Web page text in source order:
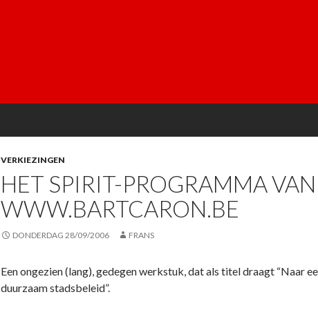
VERKIEZINGEN
HET SPIRIT-PROGRAMMA VAN
WWW.BARTCARON.BE
DONDERDAG 28/09/2006 FRANS
Een ongezien (lang), gedegen werkstuk, dat als titel draagt “Naar
duurzaam stadsbeleid”.